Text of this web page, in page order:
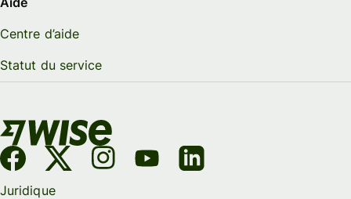
Centre d’aide
Statut du service
Juridique